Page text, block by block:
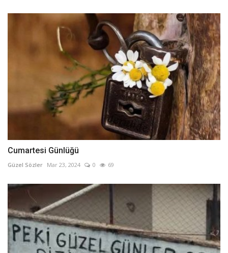
Cumartesi Günlüğü
Güzel Sözler Mar 23, 2024 0 69